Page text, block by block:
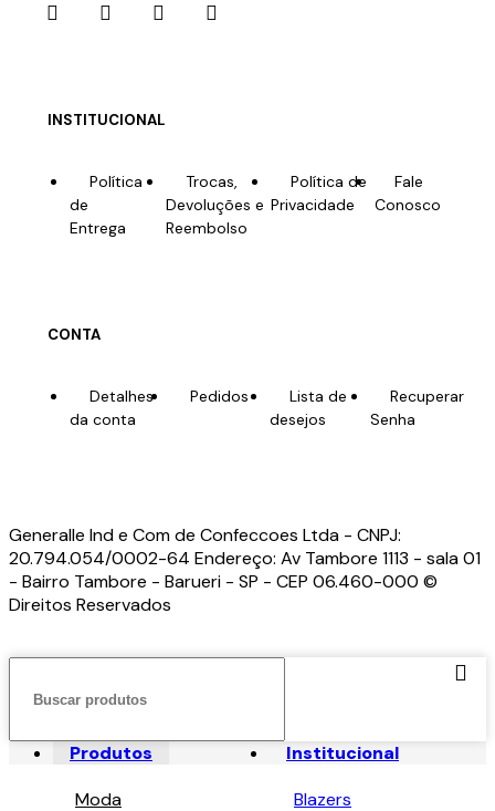
INSTITUCIONAL
Política
de
Entrega
Trocas,
Devoluções e
Reembolso
Política de
Privacidade
Fale
Conosco
CONTA
Detalhes
da conta
Pedidos
Lista de
desejos
Recuperar
Senha
Generalle Ind e Com de Confeccoes Ltda - CNPJ:
20.794.054/0002-64 Endereço: Av Tambore 1113 - sala 01
- Bairro Tambore - Barueri - SP - CEP 06.460-000 ©
Direitos Reservados
Institucional
Produtos
Moda
Blazers